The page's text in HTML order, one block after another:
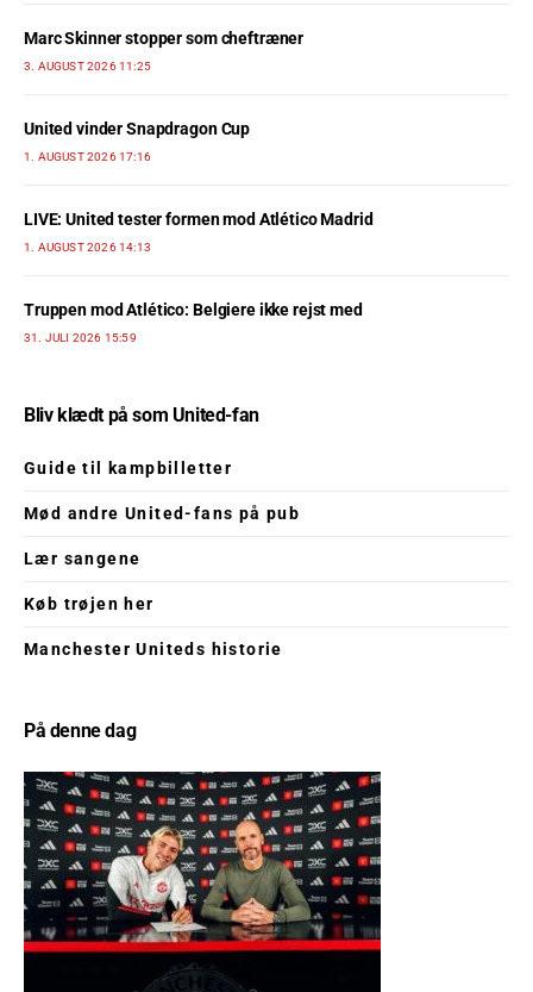
Marc Skinner stopper som cheftræner
3. AUGUST 2026 11:25
United vinder Snapdragon Cup
1. AUGUST 2026 17:16
LIVE: United tester formen mod Atlético Madrid
1. AUGUST 2026 14:13
Truppen mod Atlético: Belgiere ikke rejst med
31. JULI 2026 15:59
Bliv klædt på som United-fan
Guide til kampbilletter
Mød andre United-fans på pub
Lær sangene
Køb trøjen her
Manchester Uniteds historie
På denne dag